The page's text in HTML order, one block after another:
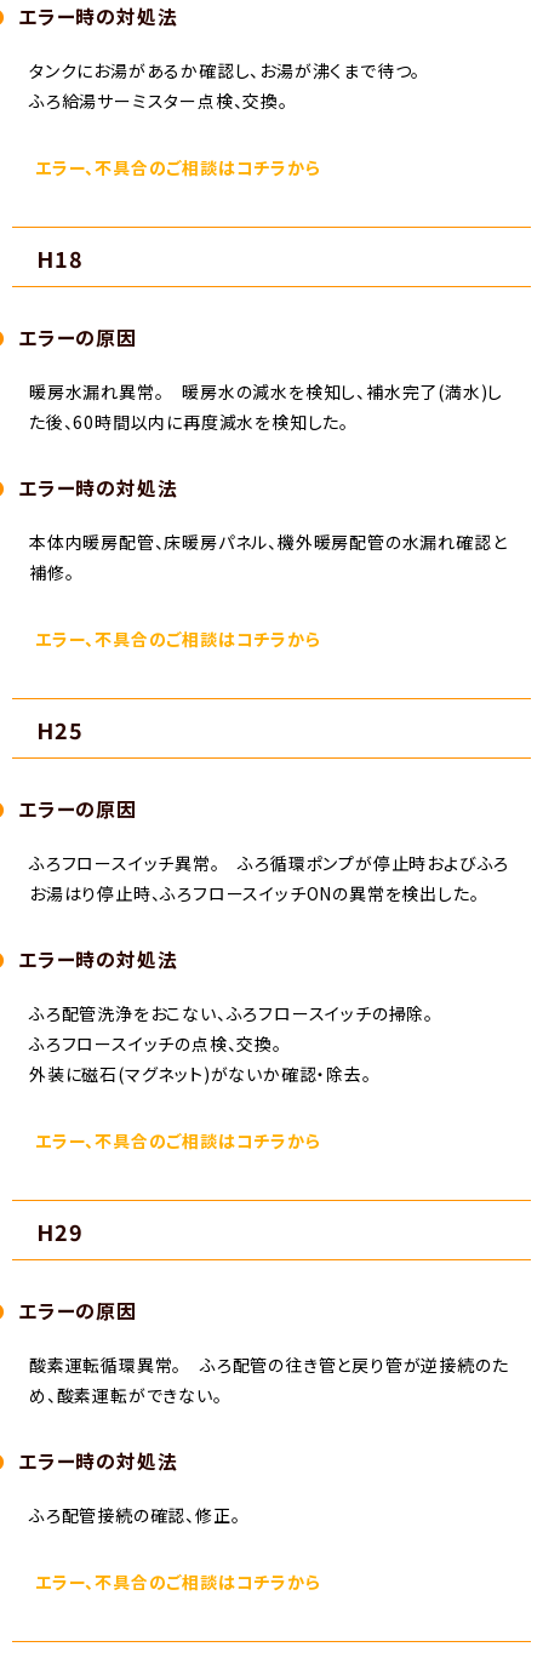
エラー時の対処法
タンクにお湯があるか確認し、お湯が沸くまで待つ。
ふろ給湯サーミスター点検、交換。
エラー、不具合のご相談はコチラから
H18
エラーの原因
暖房水漏れ異常。 暖房水の減水を検知し、補水完了(満水)し
た後、60時間以内に再度減水を検知した。
エラー時の対処法
本体内暖房配管、床暖房パネル、機外暖房配管の水漏れ確認と
補修。
エラー、不具合のご相談はコチラから
H25
エラーの原因
ふろフロースイッチ異常。 ふろ循環ポンプが停止時およびふろ
お湯はり停止時、ふろフロースイッチONの異常を検出した。
エラー時の対処法
ふろ配管洗浄をおこない、ふろフロースイッチの掃除。
ふろフロースイッチの点検、交換。
外装に磁石(マグネット)がないか確認・除去。
エラー、不具合のご相談はコチラから
H29
エラーの原因
酸素運転循環異常。 ふろ配管の往き管と戻り管が逆接続のた
め、酸素運転ができない。
エラー時の対処法
ふろ配管接続の確認、修正。
エラー、不具合のご相談はコチラから